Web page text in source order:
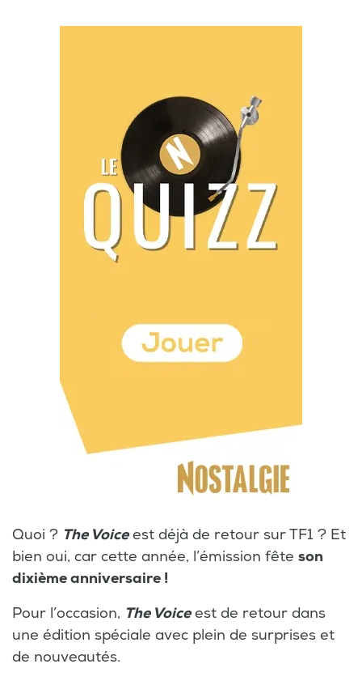
Quoi ? The Voiceest déjà de retour sur TF1 ? Et
bien oui, car cette année, l’émission fête son
dixième anniversaire !
Pour l’occasion, The Voiceest de retour dans
une édition spéciale avec plein de surprises et
de nouveautés.